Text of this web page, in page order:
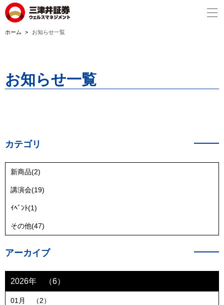
ホーム お知らせ一覧
お知らせ一覧
カテゴリ
新商品(2)
講演会(19)
ｲﾍﾞﾝﾄ(1)
その他(47)
アーカイブ
2026年 （6）
01月 （2）